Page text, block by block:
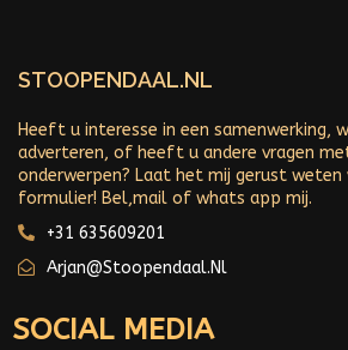
STOOPENDAAL.NL
Heeft u interesse in een samenwerking,
adverteren, of heeft u andere vragen
onderwerpen? Laat het mij gerust
formulier! Bel,mail of whats app mij.
+31 635609201
Arjan@stoopendaal.nl
SOCIAL MEDIA